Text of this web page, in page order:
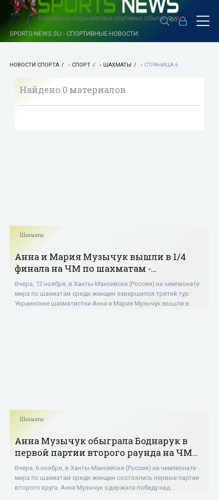
SPORTS-NEWS.SU - СПОРТИВНЫЕ НОВОСТИ.
НОВОСТИ СПОРТА » СПОРТ » ШАХМАТЫ » СТРАНИЦА 6
Найдено 0 материалов
Шахматы
Анна и Мария Музычук вышли в 1/4
финала на ЧМ по шахматам -
«Шахматы»
Вчера, 12 ноября, в Ханты-Мансийске (Россия) на чемпионате
мира по шахматам среди женщин завершился третий тур.
Украинские шахматистки Анна и Мария Музычук вышли в
Шахматы
Анна Музычук обыграла Боднарук в
первой партии второго раунда на ЧМ
по шахматам - «Шахматы»
Вчера, 6 ноября, в Ханты-Мансийске (Россия) на чемпионате
мира по шахматам среди женщин состоялись первые партии
второго круга. Анна Музычук одержала победу над